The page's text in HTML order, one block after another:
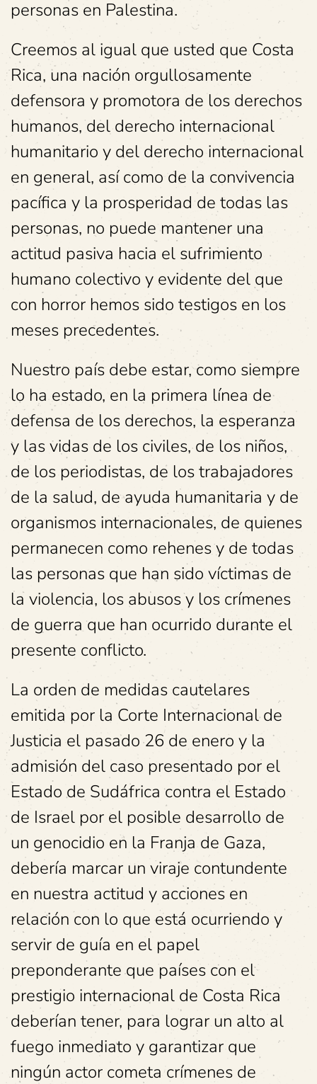
personas en Palestina.
Creemos al igual que usted que Costa
Rica, una nación orgullosamente
defensora y promotora de los derechos
humanos, del derecho internacional
humanitario y del derecho internacional
en general, así como de la convivencia
pacífica y la prosperidad de todas las
personas, no puede mantener una
actitud pasiva hacia el sufrimiento
humano colectivo y evidente del que
con horror hemos sido testigos en los
meses precedentes.
Nuestro país debe estar, como siempre
lo ha estado, en la primera línea de
defensa de los derechos, la esperanza
y las vidas de los civiles, de los niños,
de los periodistas, de los trabajadores
de la salud, de ayuda humanitaria y de
organismos internacionales, de quienes
permanecen como rehenes y de todas
las personas que han sido víctimas de
la violencia, los abusos y los crímenes
de guerra que han ocurrido durante el
presente conflicto.
La orden de medidas cautelares
emitida por la Corte Internacional de
Justicia el pasado 26 de enero y la
admisión del caso presentado por el
Estado de Sudáfrica contra el Estado
de Israel por el posible desarrollo de
un genocidio en la Franja de Gaza,
debería marcar un viraje contundente
en nuestra actitud y acciones en
relación con lo que está ocurriendo y
servir de guía en el papel
preponderante que países con el
prestigio internacional de Costa Rica
deberían tener, para lograr un alto al
fuego inmediato y garantizar que
ningún actor cometa crímenes de